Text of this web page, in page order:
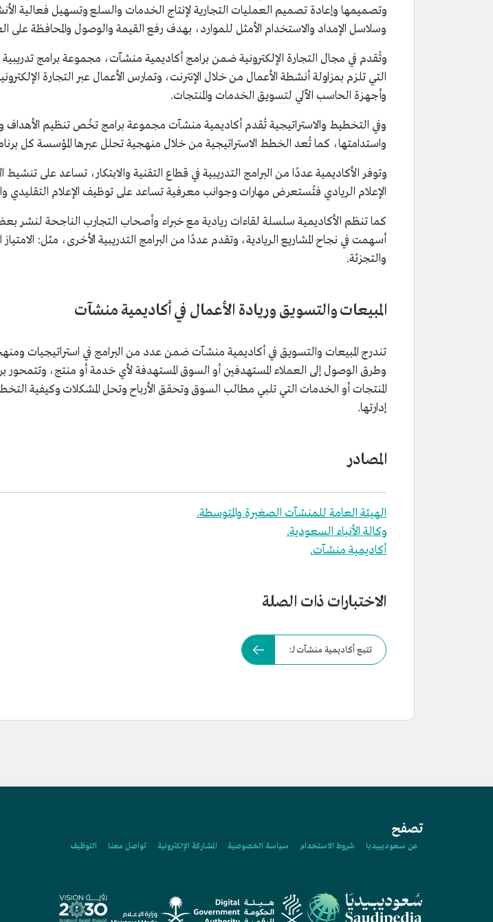
وتصميمها وإعادة تصميم العمليات التجارية لإنتاج الخدمات والسلع وتسهيل فعالية
وسلاسل الإمداد والاستخدام الأمثل للموارد، بهدف رفع القيمة والوصول والمحافظة على
وتُقدم في مجال التجارة الإلكترونية ضمن برامج أكاديمية منشآت، مجموعة برامج تدريبية
التي تلزم بمزاولة أنشطة الأعمال من خلال الإنترنت، وتمارس الأعمال عبر التجارة
وأجهزة الحاسب الآلي لتسويق الخدمات والمنتجات.
وفي التخطيط والاستراتيجية تُقدم أكاديمية منشآت مجموعة برامج تخُص تنظيم الأهداف
واستدامتها، كما تُعد الخطط الاستراتيجية من خلال منهجية تحلل عبرها المؤسسة كل
وتوفر الأكاديمية عددًا من البرامج التدريبية في قطاع التقنية والابتكار، تساعد على تنشيط
الإعلام الريادي فتُستعرض مهارات وجوانب معرفية تساعد على توظيف الإعلام التقليدي
كما تنظم الأكاديمية سلسلة لقاءات ريادية مع خبراء وأصحاب التجارب الناجحة لنشر بعض
أسهمت في نجاح المشاريع الريادية، وتقدم عددًا من البرامج التدريبية الأخرى، مثل:
والتجزئة.
المبيعات والتسويق وريادة الأعمال في أكاديمية منشآت
تندرج المبيعات والتسويق في أكاديمية منشآت ضمن عدد من البرامج في استراتيجيات
وطرق الوصول إلى العملاء المستهدفين أو السوق المستهدفة لأي خدمة أو منتج، وتتمحور
المنتجات أو الخدمات التي تلبي مطالب السوق وتحقق الأرباح وتحل المشكلات وكيفية
إدارتها.
المصادر
الهيئة العامة للمنشآت الصغيرة والمتوسطة.
وكالة الأنباء السعودية.
أكاديمية منشآت.
الاختبارات ذات الصلة
تتبع أكاديمية منشآت لـ:
تصفح
عن سعوديبيديا شروط الاستخدام سياسة الخصوصية المشاركة الإلكترونية تواصل معنا التوظيف